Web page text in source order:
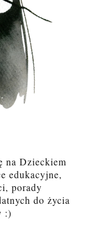
na Dzieckiem
edukacyjne,
porady
do życia
:)